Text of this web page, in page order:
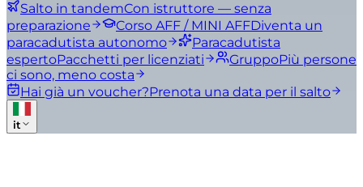
Salto in tandemCon istruttore — senza
preparazione
Corso AFF / MINI AFFDiventa un
paracadutista autonomo
Paracadutista
espertoPacchetti per licenziati GruppoPiù persone
ci sono, meno costa
Hai già un voucher?Prenota una data per il salto
it